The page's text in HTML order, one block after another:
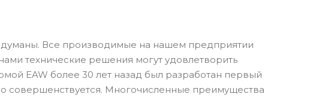
Все производимые на нашем предприятии
технические решения могут удовлетворить
EAW более 30 лет назад был разработан первый
совершенствуется. Многочисленные преимущества